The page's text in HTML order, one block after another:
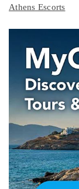
Athens Escorts